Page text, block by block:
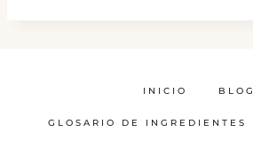
INICIO BLOG
GLOSARIO DE INGREDIENTES